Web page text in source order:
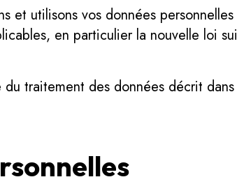
utilisons vos données
en particulier la nouvelle loi
traitement des données décrit